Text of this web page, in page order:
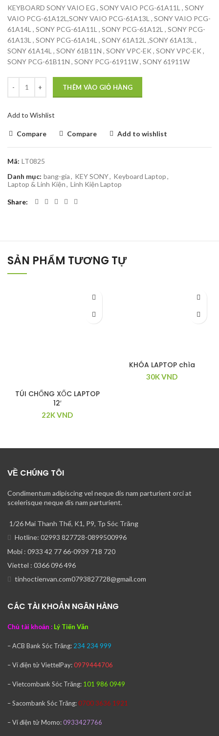
KEYBOARD SONY VAIO EG , SONY VAIO PCG-61A11L , SONY
VAIO PCG-61A12L,SONY VAIO PCG-61A13L , SONY VAIO PCG-
61A14L , SONY PCG-61A11L , SONY PCG-61A12L , SONY PCG-
61A13L , SONY PCG-61A14L , SONY 61A12L ,SONY 61A13L ,
SONY 61A14L , SONY 61B11N , SONY VPC-EK , SONY VPC-EK ,
SONY PCG-61B11N , SONY PCG-61911W , SONY 61911W
THÊM VÀO GIỎ HÀNG
Add to Wishlist
Compare Compare Add to wishlist
Mã: LT0825
Danh mục: bang-gia, KEY SONY, Keyboard Laptop,
Laptop & Linh Kiện, Linh Kiện Laptop
Share
SẢN PHẨM TƯƠNG TỰ
TÚI CHỐNG XỐC LAPTOP
12′
22KVND
KHÓA LAPTOP chìa
30KVND
VỀ CHÚNG TÔI
Condimentum adipiscing vel neque dis nam parturient orci at
scelerisque neque dis nam parturient.
1/26 Mai Thanh Thế, K1, P9, Tp Sóc Trăng
Hotline: 02993 827728-0899500996
Mobi : 0933 42 77 66-0939 718 720
Viettel : 0366 096 496
tinhoctienvan.com0793827728@gmail.com
CÁC TÀI KHOẢN NGÂN HÀNG
Chủ tài khoản : Lý Tiến Văn
– ACB Bank Sóc Trăng: 234 234 999
– Ví điện tử ViettelPay:0979444706
– Vietcombank Sóc Trăng: 101 986 0949
– Sacombank Sóc Trăng: 0700 3636 1921
– Ví điện tử Momo:0933427766